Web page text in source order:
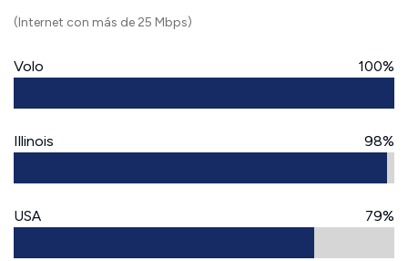
(Internet con más de 25 Mbps)
Volo 100%
Illinois 98%
USA 79%